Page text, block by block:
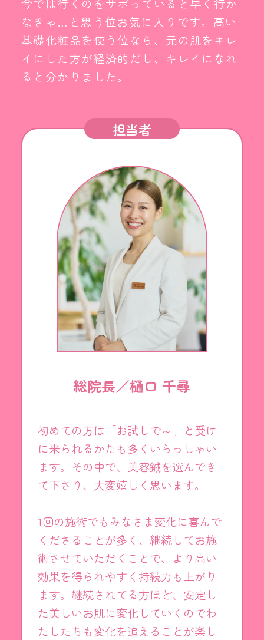
今では行くのをサボっていると早く行か
なきゃ…と思う位お気に入りです。高い
基礎化粧品を使う位なら、元の肌をキレ
イにした方が経済的だし、キレイになれ
ると分かりました。
担当者
総院長／樋口 千尋
初めての方は「お試しで～」と受け
に来られるかたも多くいらっしゃい
ます。その中で、美容鍼を選んでき
て下さり、大変嬉しく思います。
1回の施術でもみなさま変化に喜んで
くださることが多く、継続してお施
術させていただくことで、より高い
効果を得られやすく持続力も上がり
ます。継続されてる方ほど、安定し
た美しいお肌に変化していくのでわ
たしたちも変化を追えることが楽し